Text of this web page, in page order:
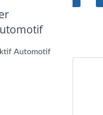
Automotif